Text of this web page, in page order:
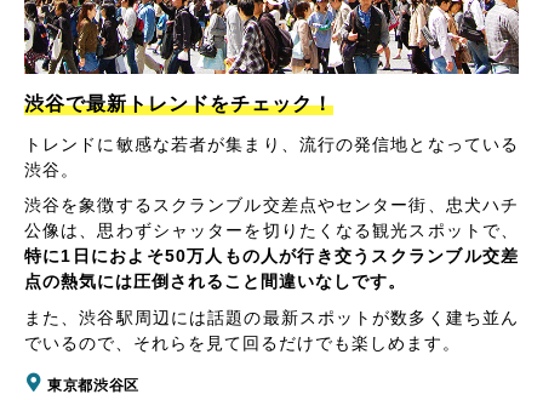
渋谷で最新トレンドをチェック！
トレンドに敏感な若者が集まり、流行の発信地となっている
渋谷。
渋谷を象徴するスクランブル交差点やセンター街、忠犬ハチ
公像は、思わずシャッターを切りたくなる観光スポットで、
特に1日におよそ50万人もの人が行き交うスクランブル交差
点の熱気には圧倒されること間違いなしです。
また、渋谷駅周辺には話題の最新スポットが数多く建ち並ん
でいるので、それらを見て回るだけでも楽しめます。
東京都渋谷区